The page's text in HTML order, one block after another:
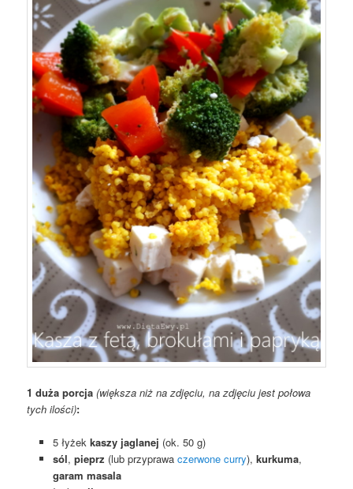
1 duża porcja (większa niż na zdjęciu, na zdjęciu jest połowa
tych ilości):
5 łyżek kaszy jaglanej (ok. 50 g)
sól, pieprz (lub przyprawa czerwone curry), kurkuma,
garam masala